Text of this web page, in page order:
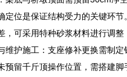
定位是保证结构受力的关键环
，可采用特种砂浆材料进行调
维护施工：支座修补更换需制
预留千斤顶操作位置，需搭建脚